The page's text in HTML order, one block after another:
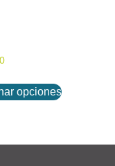
opciones